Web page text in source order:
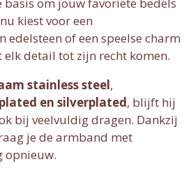
kiest voor een
edelsteen of een speelse charm
detail tot zijn recht komen.
stainless steel,
en silverplated, blijft hij
bij veelvuldig dragen. Dankzij
je de armband met
opnieuw.